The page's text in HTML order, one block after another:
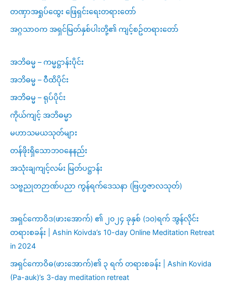
တဏှာအရှုပ်ထွေး ဖြေရှင်းရေးတရားတော်
အဂ္ဂသာဝက အရှင်မြတ်နှစ်ပါးတို့၏ ကျင့်စဥ်တရားတော်
အဘိဓမ္မ – ကမ္မဋ္ဌာန်းပိုင်း
အဘိဓမ္မ – ဝီထိပိုင်း
အဘိဓမ္မ – ရုပ်ပိုင်း
ကိုယ်ကျင့် အဘိဓမ္မာ
မဟာသမယသုတ်များ
တန်ဖိုးရှိသောဘဝနေနည်း
အသုံးချကျင့်လမ်း မြတ်ပဋ္ဌာန်း
သဗ္ဗညုတဉာဏ်ပညာ ကွန်ရက်ဒေသနာ (ဗြဟ္မဇာလသုတ်)
အရှင်ကောဝိဒ(ဖားအောက်) ၏ ၂၀၂၄ ခုနှစ် (၁၀)ရက် အွန်လိုင်း
တရားစခန်း | Ashin Koivda’s 10-day Online Meditation Retreat
in 2024
အရှင်ကောဝိဓ(ဖားအောက်)၏ ၃ ရက် တရားစခန်း | Ashin Kovida
(Pa-auk)’s 3-day meditation retreat